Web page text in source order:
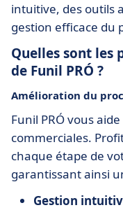
intuitive, des outils
gestion efficace du
Quelles sont les
de Funil PRÓ ?
Amélioration du
Funil PRÓ vous
commerciales.
chaque étape de
garantissant ainsi
Gestion